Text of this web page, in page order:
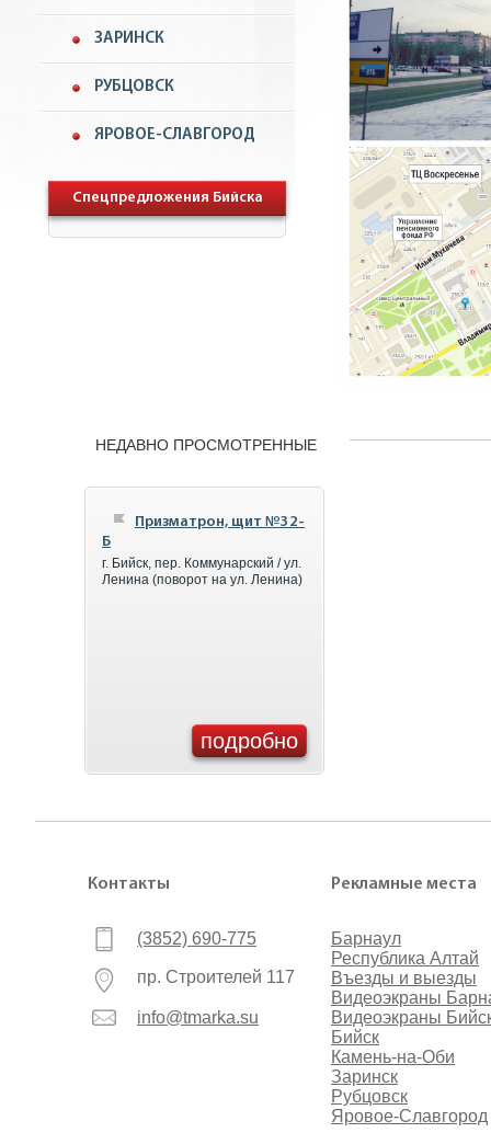
ЗАРИНСК
РУБЦОВСК
ЯРОВОЕ-СЛАВГОРОД
Спецпредложения Бийска
НЕДАВНО ПРОСМОТРЕННЫЕ
Призматрон, щит №32-
Б
г. Бийск, пер. Коммунарский / ул.
Ленина (поворот на ул. Ленина)
подробно
Контакты
(3852) 690-775
пр. Строителей 117
info@tmarka.su
Рекламные места
Барнаул
Республика Алтай
Въезды и выезды
Видеоэкраны
Видеоэкраны
Бийск
Камень-на-Оби
Заринск
Рубцовск
Яровое-Славгород